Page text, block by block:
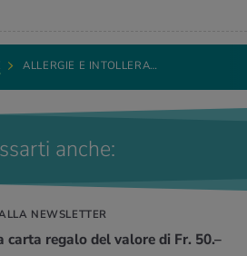
ALLERGIE E INTOLLERA…
anche:
NEWSLETTER
carta regalo del valore di Fr. 50.–